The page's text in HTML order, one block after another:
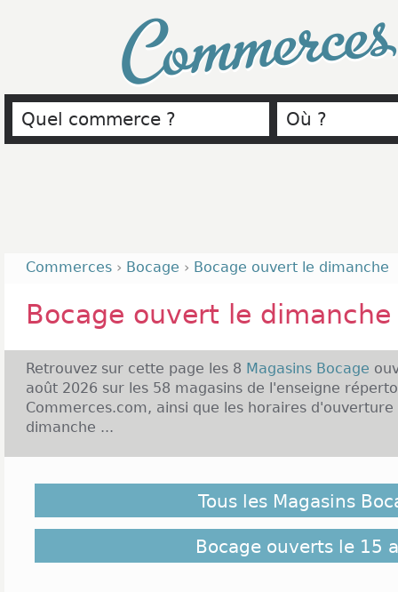
Commerces › Bocage › Bocage ouvert le dimanche
Bocage ouvert le dimanche
Retrouvez sur cette page les 8 Magasins Bocage
août 2026 sur les 58 magasins de l'enseigne
Commerces.com, ainsi que les horaires d'ouverture
dimanche ...
L'enseigne Bocage se spécialise dans la
femmes et hommes. Son équipe est formée de
réputés pour leur riche expérience dans ce
ce professionnel se distinguent par leur design
Tous les Magasins
Bocage ouverts le 15